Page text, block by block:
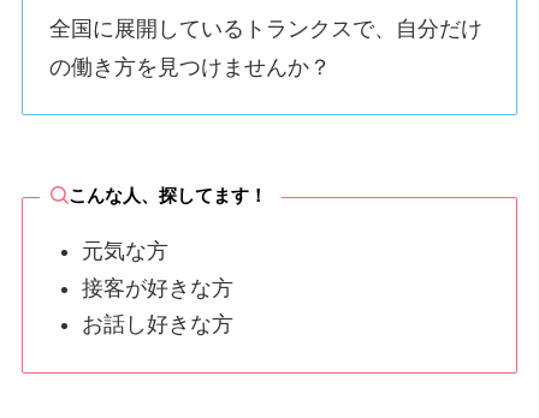
全国に展開しているトランクスで、自分だけ
の働き方を見つけませんか？
こんな人、探してます！
元気な方
接客が好きな方
お話し好きな方